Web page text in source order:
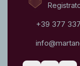
+39 377